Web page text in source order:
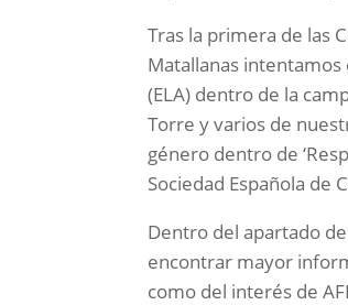
Tras la primera de las
Matallanas intentamos
(ELA) dentro de la
Torre y varios de
género dentro de
Sociedad Española de
Dentro del apartado
encontrar mayor
como del interés de